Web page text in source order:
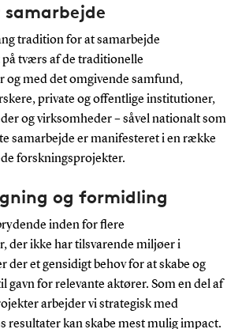
tradition for at samarbejde
tværs af de traditionelle
og med det omgivende samfund,
private og offentlige institutioner,
og virksomheder – såvel nationalt som
samarbejde er manifesteret i en række
forskningsprojekter.
og formidling
inden for flere
der ikke har tilsvarende miljøer i
der et gensidigt behov for at skabe og
gavn for relevante aktører. Som en del af
arbejder vi strategisk med
resultater kan skabe mest mulig impact.